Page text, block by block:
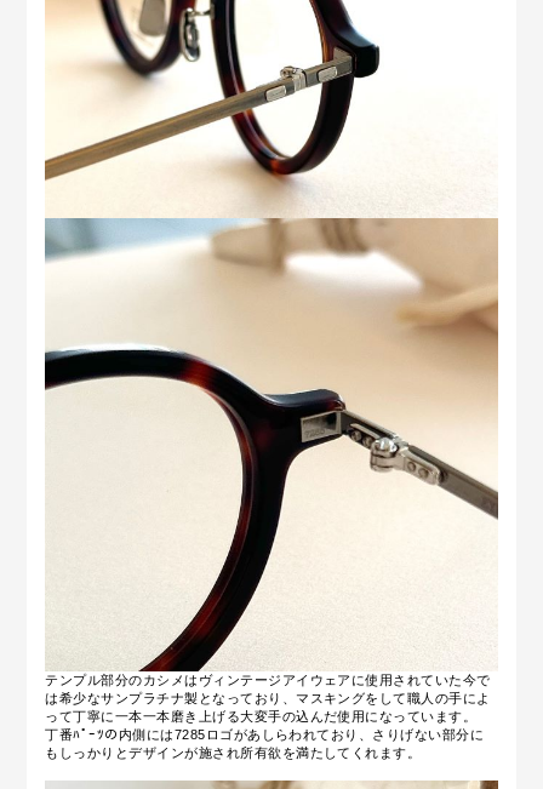
テンプル部分のカシメはヴィンテージアイウェアに使用されていた今で
は希少なサンプラチナ製となっており、マスキングをして職人の手によ
って丁寧に一本一本磨き上げる大変手の込んだ使用になっています。
丁番ﾊﾟｰﾂの内側には7285ロゴがあしらわれており、さりげない部分に
もしっかりとデザインが施され所有欲を満たしてくれます。